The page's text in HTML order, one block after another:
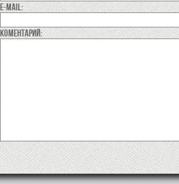
E-MAIL:
коментарий: